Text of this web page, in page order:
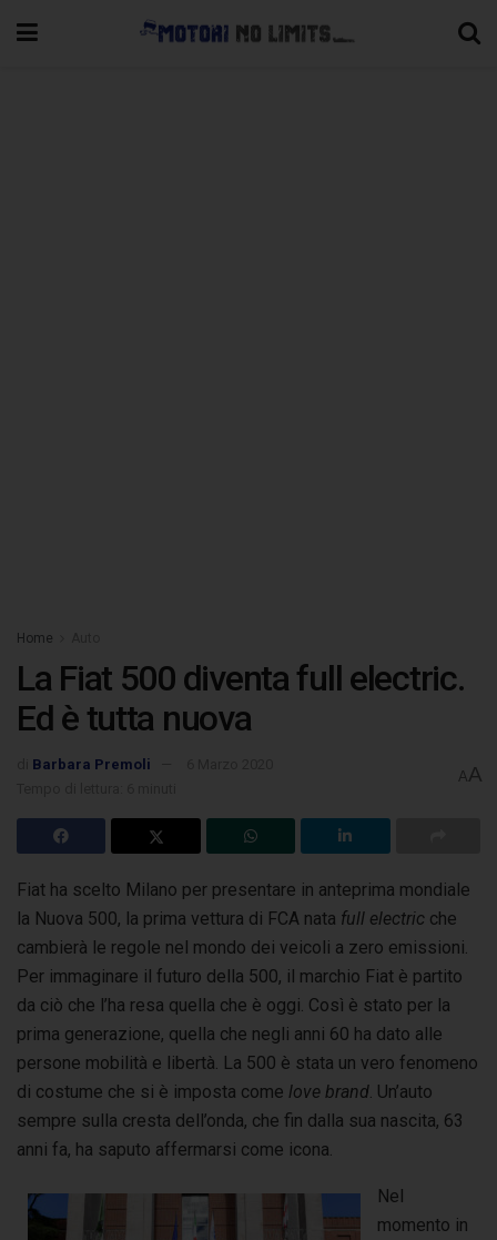
Home
La Fiat 500 diventa full electric.
Ed è tutta nuova
Barbara Premoli
AA
Fiat ha scelto Milano per presentare in anteprima mondiale
la Nuova 500, la prima vettura di FCA nata full electric che
cambierà le regole nel mondo dei veicoli a zero emissioni.
Per immaginare il futuro della 500, il marchio Fiat è partito
da ciò che l’ha resa quella che è oggi. Così è stato per la
prima generazione, quella che negli anni 60 ha dato alle
persone mobilità e libertà. La 500 è stata un vero fenomeno
di costume che si è imposta come love brand . Un’auto
sempre sulla cresta dell’onda, che fin dalla sua nascita, 63
anni fa, ha saputo affermarsi come icona.
Nel
momento in